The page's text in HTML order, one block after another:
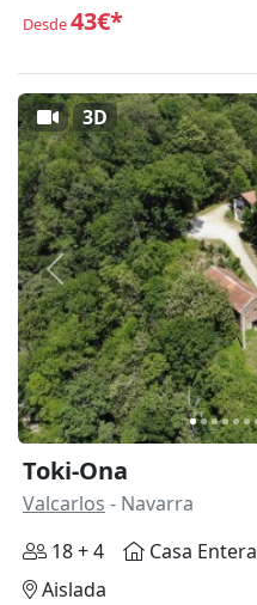
Desde43€*
Anterior
3D
Toki-Ona
Valcarlos - Navarra
18 + 4
Casa Entera
Aislada